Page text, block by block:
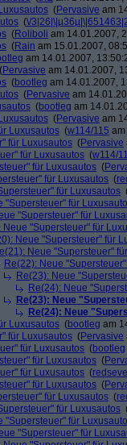
(Pervasive am
(\/
(Roliboli am 14.01.2007,
(Rain am 15.01.2007,
am 14.01.2007,
(Pervasive am 14.01.2007,
(bootleg am 14.01.2007,
(Pervasive am
(bootleg am
(Pervasive am
Luxusautos (w114/115
für Luxusautos (Pervasive
für Luxusautos (w114/
für Luxusautos (
für Luxusautos (
für Luxusautos
"Supersteuer" für
"Supersteuer" für
Neue "Supersteuer" für
Neue "Supersteuer" für
Neue "Supersteuer"
Re(22): Neue
Re(23): Neue
Re(24): Neue
Re(23): Neue
Re(24): Neue
Luxusautos (bootleg am
für Luxusautos (Pervasive
für Luxusautos (bootleg
für Luxusautos (
für Luxusautos (
für Luxusautos (
für Luxusautos (
für Luxusautos
"Supersteuer" für
"Supersteuer" für